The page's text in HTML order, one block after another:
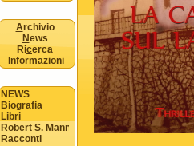
Archivio
News
Ricerca
nformazioni
NEWS
Biografia
Libri
Robert S. Mannon
Racconti